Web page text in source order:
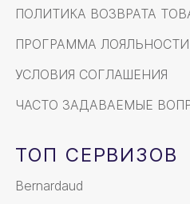
ПОЛИТИКА ВОЗВРАТА
ПРОГРАММА ЛОЯЛЬНОСТИ
УСЛОВИЯ СОГЛАШЕНИЯ
ЧАСТО ЗАДАВАЕМЫЕ
ТОП СЕРВИЗОВ
Bernardaud